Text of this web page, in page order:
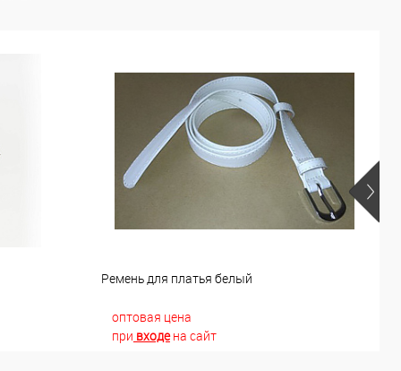
Ремень для платья белый
оптовая цена
при входена сайт